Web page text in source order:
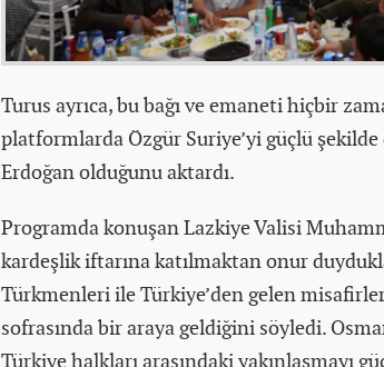
Turus ayrıca, bu bağı ve emaneti hiçbir
platformlarda Özgür Suriye’yi güçlü
Erdoğan olduğunu aktardı.
Programda konuşan Lazkiye Valisi
kardeşlik iftarına katılmaktan onur
Türkmenleri ile Türkiye’den gelen
sofrasında bir araya geldiğini söyledi.
Türkiye halkları arasındaki yakınlaşmayı